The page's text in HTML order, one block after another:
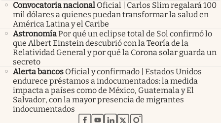
Convocatoria nacional Oficial | Carlos Slim regalará 100
mil dólares a quienes puedan transformar la salud en
América Latina y el Caribe
AstronomíaPor qué un eclipse total de Sol confirmó lo
que Albert Einstein descubrió con la Teoría de la
Relatividad General y por qué la Corona solar guarda un
secreto
Alerta bancos Oficial y confirmado | Estados Unidos
endurece préstamos a indocumentados: la medida
impacta a países como de México, Guatemala y El
Salvador, con la mayor presencia de migrantes
indocumentados
abre en nueva pestaña
abre en nueva pestaña
abre en nueva pestaña
abre en nueva pestaña
abre en nueva pestaña